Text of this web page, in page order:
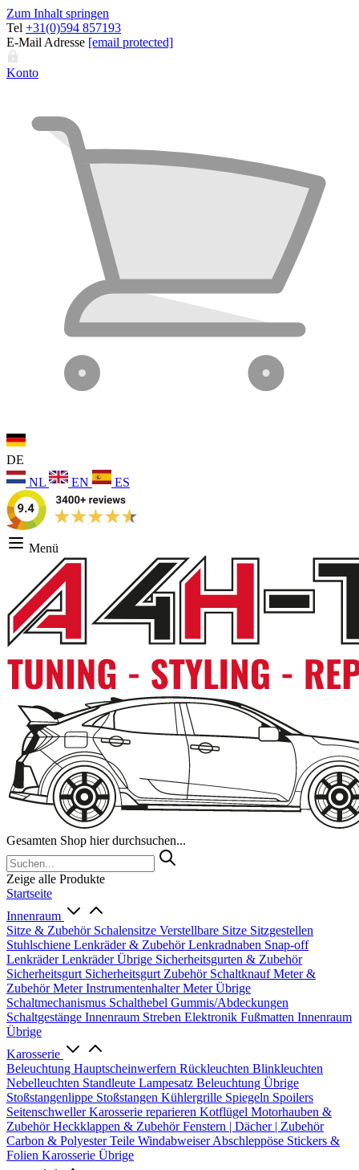
Zum Inhalt springen
Tel +31(0)594 857193
E-Mail Adresse [email protected]
Konto
DE
NL
EN ES
Menü
Gesamten Shop hier durchsuchen...
Zeige alle Produkte
Startseite
Innenraum
Sitze & Zubehör Schalensitze Verstellbare Sitze Sitzgestellen
Stuhlschiene Lenkräder & ZubehörLenkradnaben Snap-off
LenkräderLenkräder Übrige Sicherheitsgurten & Zubehör
Sicherheitsgurt Sicherheitsgurt Zubehör SchaltknaufMeter &
ZubehörMeterInstrumentenhalterMeter Übrige
Schaltmechanismus Schalthebel Gummis/Abdeckungen
Schaltgestänge Innenraum Streben Elektronik Fußmatten Innenraum
Übrige
Karosserie
Beleuchtung Hauptscheinwerfern Rückleuchten Blinkleuchten
Nebelleuchten Standleute Lampesatz Beleuchtung Übrige
Stoßstangenlippe Stoßstangen Kühlergrille Spiegeln Spoilers
SeitenschwellerKarosserie reparieren Kotflügel Motorhauben &
ZubehörHeckklappen & ZubehörFenstern | Dächer | Zubehör
Carbon & Polyester Teile WindabweiserAbschleppöse Stickers &
Folien Karosserie Übrige